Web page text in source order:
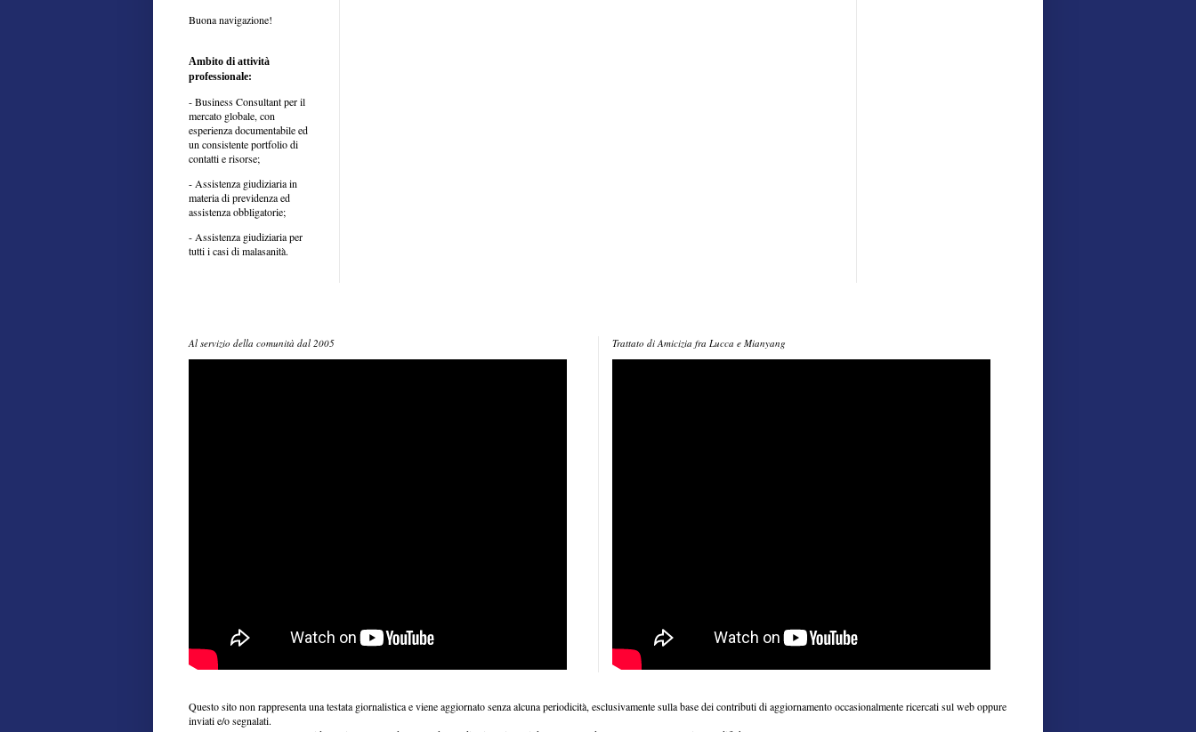
Buona navigazione!
Ambito di attività
professionale:
- Business Consultant per il
mercato globale, con
esperienza documentabile ed
un consistente portfolio di
contatti e risorse;
- Assistenza giudiziaria in
materia di previdenza ed
assistenza obbligatorie;
- Assistenza giudiziaria per
tutti i casi di malasanità.
Al servizio della comunità dal 2005 Trattato di Amicizia fra Lucca e Mianyang
Questo sito non rappresenta una testata giornalistica e viene aggiornato senza alcuna periodicità, esclusivamente sulla base dei contributi di aggiornamento occasionalmente ricercati sul web oppure
inviati e/o segnalati.